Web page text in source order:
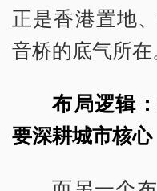
正是香港置地
音桥的底气所在
布局逻辑
要深耕城市核心